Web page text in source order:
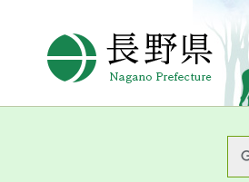
長